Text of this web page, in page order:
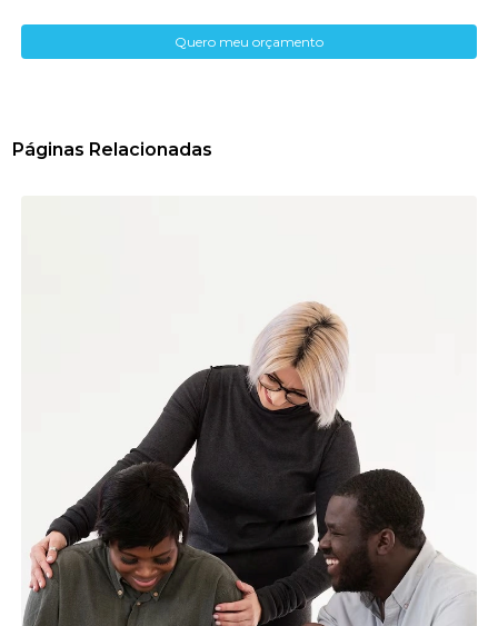
Quero meu orçamento
Páginas Relacionadas